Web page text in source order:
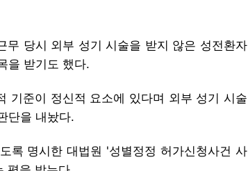
당시 외부 성기 시술을 받지 않은 성전환자
을 받기도 했다.
기준이 정신적 요소에 있다며 외부 성기 시술
단을 내놨다.
록 명시한 대법원 '성별정정 허가신청사건 사